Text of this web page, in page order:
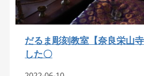
だるま彫刻教室【奈良栄山
した〇